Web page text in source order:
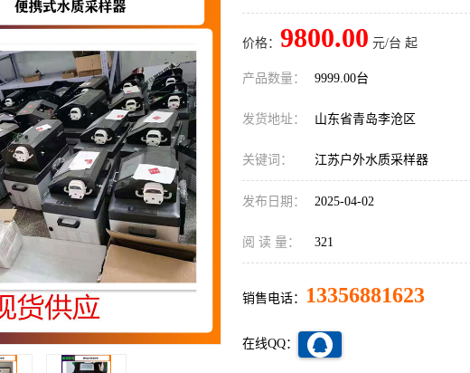
价格： 9800.00 元/台 起
产品数量： 9999.00台
发货地址： 山东省青岛李沧区
关键词： 江苏户外水质采样器
发布日期： 2025-04-02
阅 读 量： 321
销售电话： 13356881623
在线QQ：